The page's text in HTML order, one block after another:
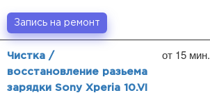
Запись на ремонт
Чистка /
восстановление разьема
зарядки Sony Xperia 10.VI
от 15 мин.